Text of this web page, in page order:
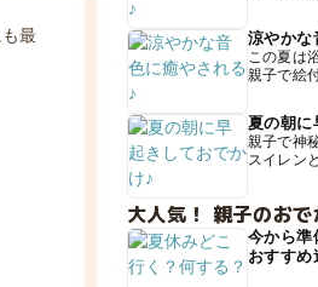
涼やかな
この夏は
親子で絵
夏の朝に
親子で神
スイレン
大人気！ 親子のお
今から準
おすすめ